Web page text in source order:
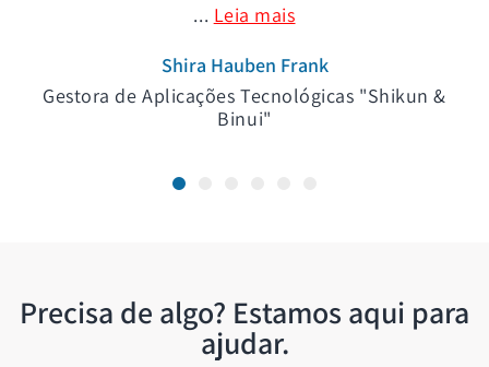
... Leia mais
Shira Hauben Frank
Gestora de Aplicações Tecnológicas "Shikun &
Binui"
Precisa de algo? Estamos aqui para
ajudar.